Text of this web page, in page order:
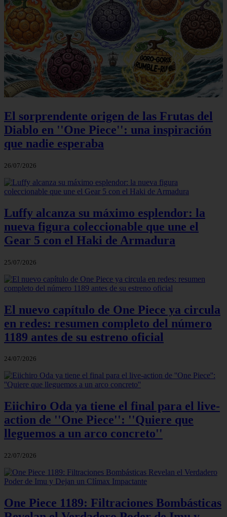
El sorprendente origen de las Frutas del
Diablo en ''One Piece'': una inspiración
que nadie esperaba
26/07/2026
Luffy alcanza su máximo esplendor: la
nueva figura coleccionable que une el
Gear 5 con el Haki de Armadura
25/07/2026
El nuevo capítulo de One Piece ya circula
en redes: resumen completo del número
1189 antes de su estreno oficial
24/07/2026
Eiichiro Oda ya tiene el final para el live-
action de ''One Piece'': ''Quiere que
lleguemos a un arco concreto''
22/07/2026
One Piece 1189: Filtraciones Bombásticas